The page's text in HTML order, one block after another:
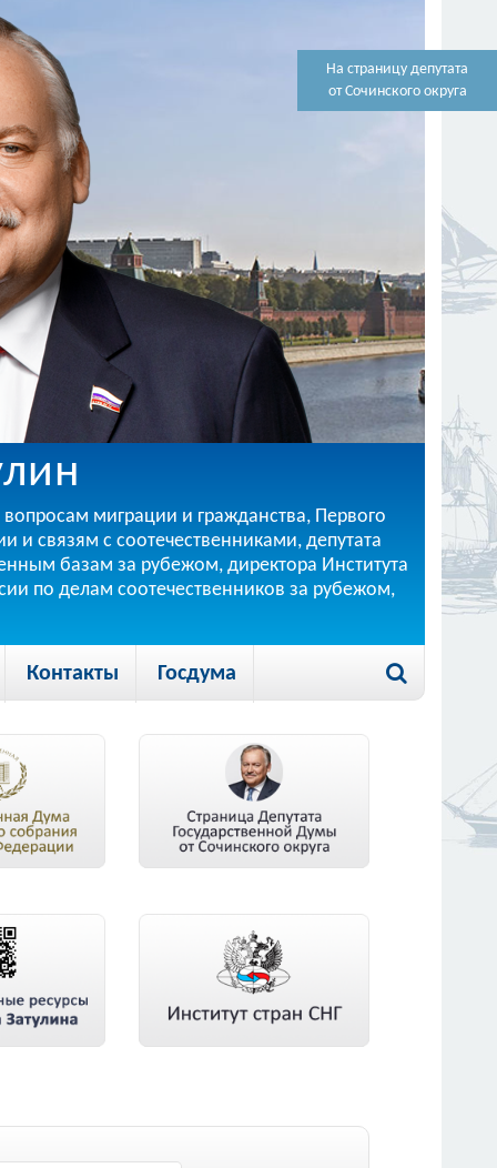
На страницу депутата
от Сочинского округа
миграции и гражданства, Первого
и связям с соотечественниками, депутата
базам за рубежом, директора Института
по делам соотечественников за рубежом,
Контакты Госдума